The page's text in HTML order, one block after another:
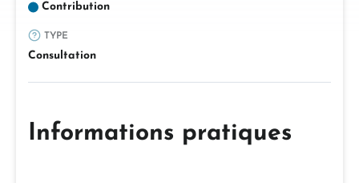
Contribution
TYPE
Consultation
Informations pratiques